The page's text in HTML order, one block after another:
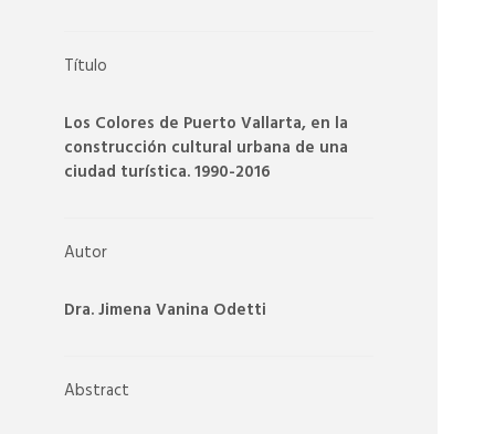
Título
Los Colores de Puerto Vallarta, en la
construcción cultural urbana de una
ciudad turística. 1990-2016
Autor
Dra. Jimena Vanina Odetti
Abstract